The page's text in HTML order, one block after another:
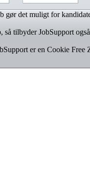
gør det muligt for
så tilbyder JobSupport
er en Cookie Free